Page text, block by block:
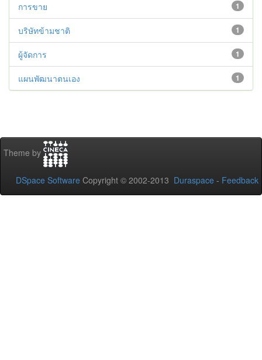
1
การขาย
1
บริษัทข้ามชาติ
1
ผู้จัดการ
1
แผนพัฒนาตนเอง
Theme by
DSpace Software Copyright © 2002-2013 Duraspace - Feedback